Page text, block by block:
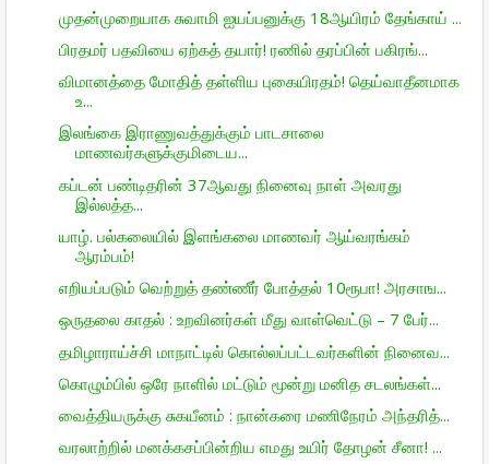
முதன்முறையாக சுவாமி ஐயப்பனுக்கு 18ஆயிரம் தேங்காய் ...
பிரதமர் பதவியை ஏற்கத் தயார்! ரணில் தரப்பின் பகிரங்...
விமானத்தை மோதித் தள்ளிய புகையிரதம்! தெய்வாதீனமாக
உ...
இலங்கை இராணுவத்துக்கும் பாடசாலை
மாணவர்களுக்குமிடைய...
கப்டன் பண்டிதரின் 37ஆவது நினைவு நாள் அவரது
இல்லத்த...
யாழ். பல்கலையில் இளங்கலை மாணவர் ஆய்வரங்கம்
ஆரம்பம்!
எறியப்படும் வெற்றுத் தண்ணீர் போத்தல் 10ரூபா! அரசாங...
ஒருதலை காதல் : உறவினர்கள் மீது வாள்வெட்டு – 7 பேர்...
தமிழாராய்ச்சி மாநாட்டில் கொல்லப்பட்டவர்களின் நினைவ...
கொழும்பில் ஒரே நாளில் மட்டும் மூன்று மனித சடலங்கள்...
வைத்தியருக்கு சுகயீனம் : நான்கரை மணிநேரம் அந்தரித்...
வரலாற்றில் மனக்கசப்பின்றிய எமது உயிர் தோழன் சீனா! ...